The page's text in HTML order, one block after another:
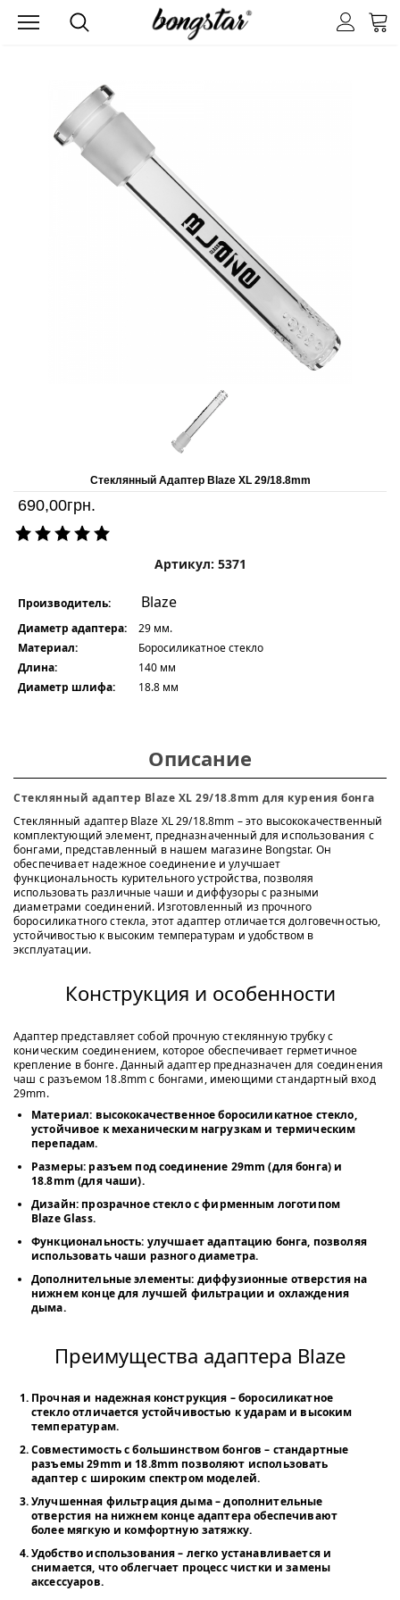
Стеклянный Адаптер Blaze XL 29/18.8mm
690,00грн.
Артикул: 5371
Производитель: Blaze
Диаметр адаптера:
29 мм.
Материал:
Боросиликатное стекло
Длина:
140 мм
Диаметр шлифа:
18.8 мм
Описание
Стеклянный адаптер Blaze XL 29/18.8mm для курения бонга
Стеклянный адаптер Blaze XL 29/18.8mm – это высококачественный
комплектующий элемент, предназначенный для использования с
бонгами, представленный в нашем магазине Bongstar. Он
обеспечивает надежное соединение и улучшает
функциональность курительного устройства, позволяя
использовать различные чаши и диффузоры с разными
диаметрами соединений. Изготовленный из прочного
боросиликатного стекла, этот адаптер отличается долговечностью,
устойчивостью к высоким температурам и удобством в
эксплуатации.
Конструкция и особенности
Адаптер представляет собой прочную стеклянную трубку с
коническим соединением, которое обеспечивает герметичное
крепление в бонге. Данный адаптер предназначен для соединения
чаш с разъемом 18.8mm с бонгами, имеющими стандартный вход
29mm.
Материал: высококачественное боросиликатное стекло,
устойчивое к механическим нагрузкам и термическим
перепадам.
Размеры: разъем под соединение 29mm (для бонга) и
18.8mm (для чаши).
Дизайн: прозрачное стекло с фирменным логотипом
Blaze Glass.
Функциональность: улучшает адаптацию бонга, позволяя
использовать чаши разного диаметра.
Дополнительные элементы: диффузионные отверстия на
нижнем конце для лучшей фильтрации и охлаждения
дыма.
Преимущества адаптера Blaze
Прочная и надежная конструкция – боросиликатное
стекло отличается устойчивостью к ударам и высоким
температурам.
Совместимость с большинством бонгов – стандартные
разъемы 29mm и 18.8mm позволяют использовать
адаптер с широким спектром моделей.
Улучшенная фильтрация дыма– дополнительные
отверстия на нижнем конце адаптера обеспечивают
более мягкую и комфортную затяжку.
Удобство использования– легко устанавливается и
снимается, что облегчает процесс чистки и замены
аксессуаров.